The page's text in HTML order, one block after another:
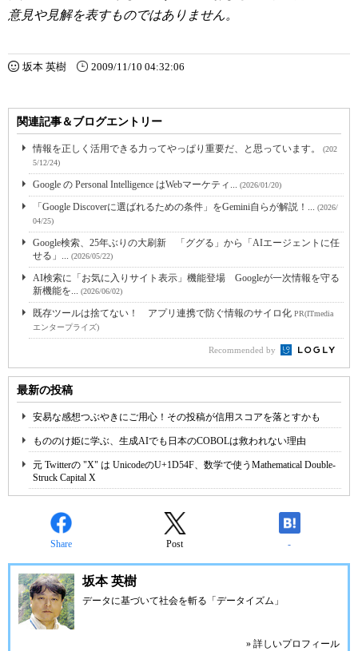
意見や見解を表すものではありません。
坂本 英樹 2009/11/10 04:32:06
関連記事＆ブログエントリー
情報を正しく活用できる力ってやっぱり重要だ、と思っています。
(202
5/12/24)
Google の Personal Intelligence はWebマーケティ... (2026/01/20)
「Google Discoverに選ばれるための条件」をGemini自らが解説！... (2026/
04/25)
Google検索、25年ぶりの大刷新 「ググる」から「AIエージェントに任
せる」... (2026/05/22)
AI検索に「お気に入りサイト表示」機能登場 Googleが一次情報を守る
新機能を... (2026/06/02)
既存ツールは捨てない！ アプリ連携で防ぐ情報のサイロ化 PR(ITmedia
エンタープライズ)
Recommended by
最新の投稿
安易な感想つぶやきにご用心！その投稿が信用スコアを落とすかも
もののけ姫に学ぶ、生成AIでも日本のCOBOLは救われない理由
元 Twitterの "X" は UnicodeのU+1D54F、数学で使うMathematical Double-
Struck Capital X
Share Post -
坂本 英樹
データに基づいて社会を斬る「データイズム」
» 詳しいプロフィール